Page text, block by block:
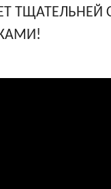
ТЩАТЕЛЬНЕЙ